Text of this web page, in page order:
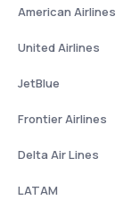
American Airlines
United Airlines
JetBlue
Frontier Airlines
Delta Air Lines
LATAM